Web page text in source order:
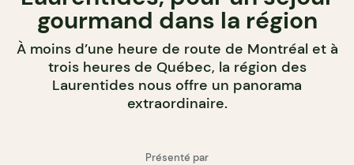
gourmand dans la région
À moins d’une heure de route de Montréal et à
trois heures de Québec, la région des
Laurentides nous offre un panorama
extraordinaire.
Présenté par